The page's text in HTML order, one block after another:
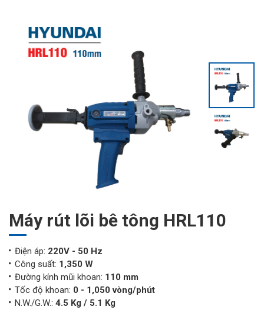
Máy rút lõi bê tông HRL110
Điện áp: 220V - 50 Hz
Công suất: 1,350 W
Đường kính mũi khoan: 110 mm
Tốc độ khoan: 0 - 1,050 vòng/phút
N.W./G.W.: 4.5 Kg / 5.1 Kg